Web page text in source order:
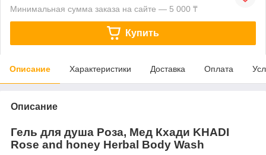
Минимальная сумма заказа на сайте — 5 000 ₸
Купить
Описание Характеристики Доставка Оплата
Описание
Гель для душа Роза, Мед Кхади KHADI
Rose and honey Herbal Body Wash